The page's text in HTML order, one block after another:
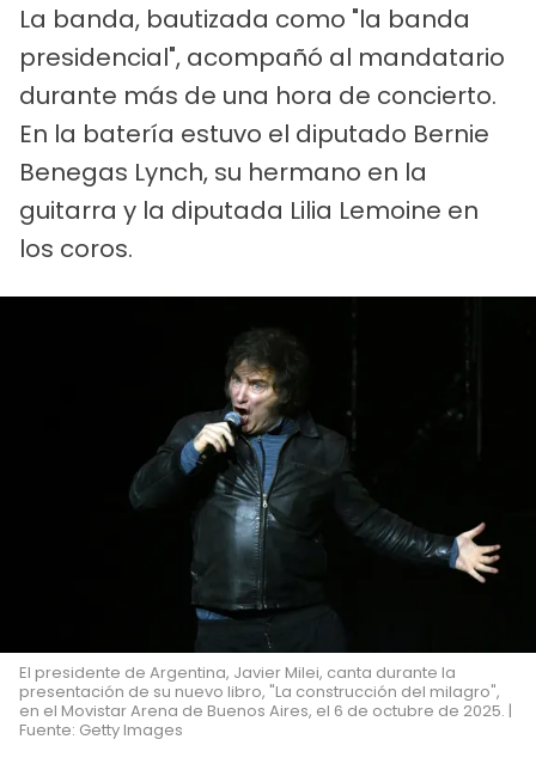
La banda, bautizada como "la banda
presidencial", acompañó al mandatario
durante más de una hora de concierto.
En la batería estuvo el diputado Bernie
Benegas Lynch, su hermano en la
guitarra y la diputada Lilia Lemoine en
los coros.
El presidente de Argentina, Javier Milei, canta durante la
presentación de su nuevo libro, "La construcción del milagro",
en el Movistar Arena de Buenos Aires, el 6 de octubre de 2025. |
Fuente: Getty Images